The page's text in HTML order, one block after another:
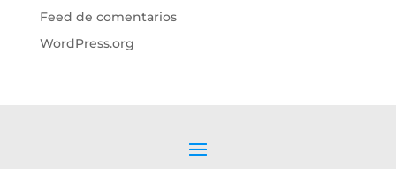
Feed de comentarios
WordPress.org